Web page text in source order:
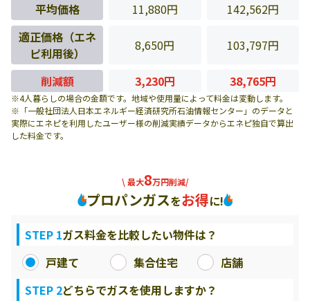
平均価格
11,880円
142,562円
適正価格（エネ
ピ利用後）
8,650円 103,797円
削減額 3,230円 38,765円
※4人暮らしの場合の金額です。地域や使用量によって料金は変動します。
※「一般社団法人日本エネルギー経済研究所石油情報センター」のデータと
実際にエネピを利用したユーザー様の削減実績データからエネピ独自で算出
した料金です。
\ 最大8万円削減/
プロパンガスをお得に!
STEP 1ガス料金を比較したい物件は？
戸建て
集合住宅
店舗
STEP 2どちらでガスを使用しますか？